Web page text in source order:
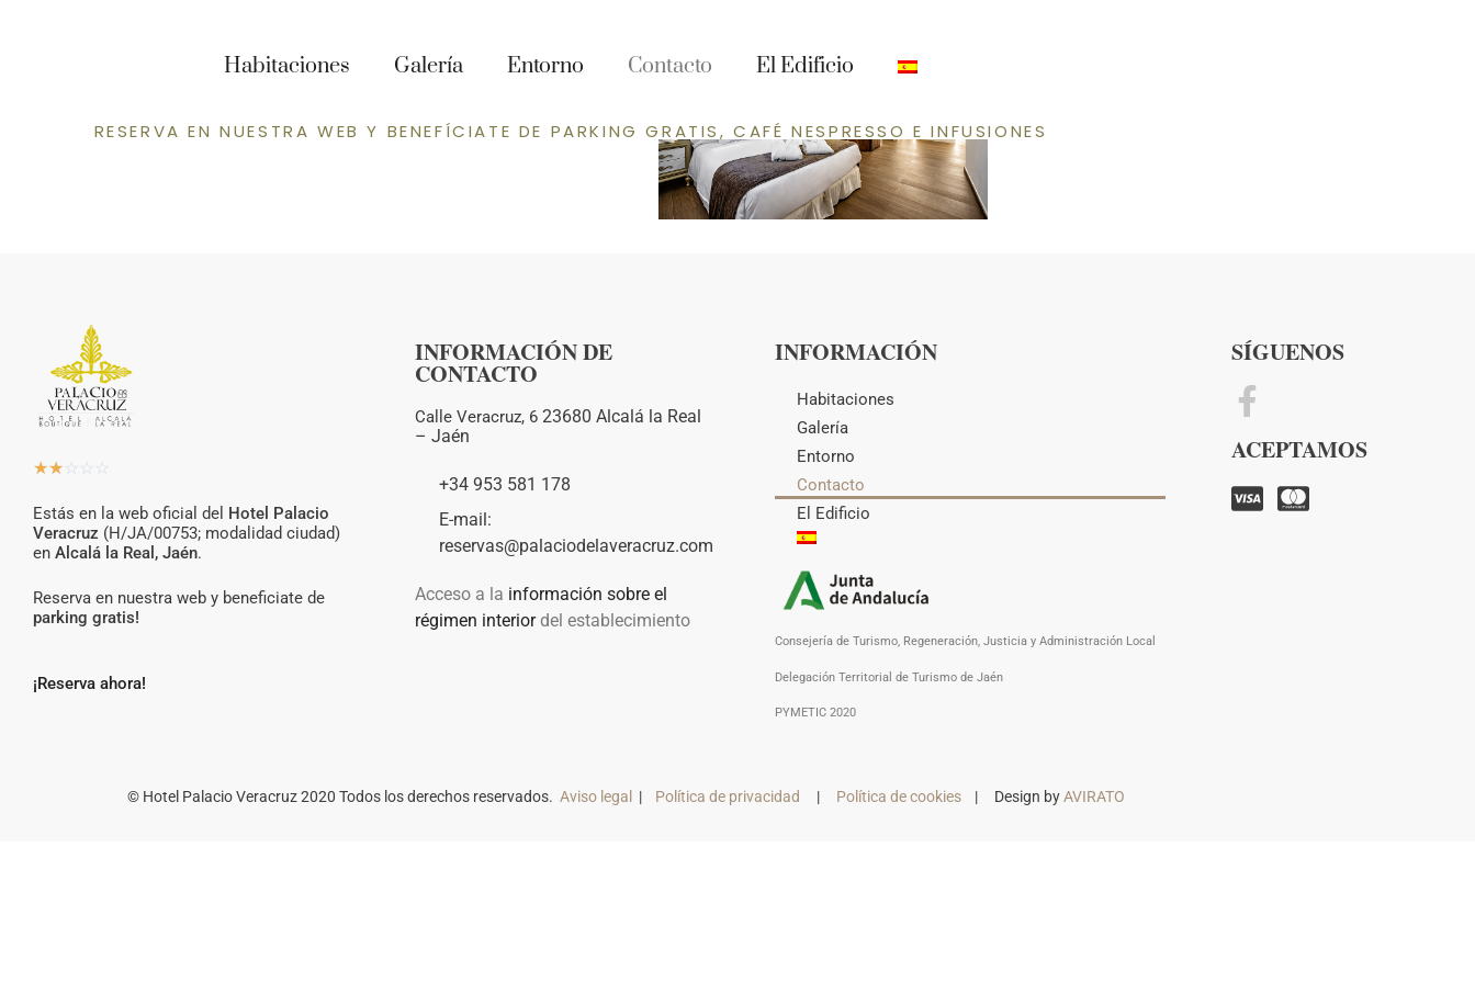
Habitaciones Galería Entorno Contacto El Edificio
RESERVA EN NUESTRA WEB Y BENEFÍCIATE DE PARKING GRATIS, CAFÉ NESPRESSO E INFUSIONES
con bañera de
hidromasaje 5
☆☆☆ ☆ ☆
Estás en la web oficial del
Hotel Palacio
Veracruz (H/JA/00753; modalidad ciudad)
en Alcalá la Real, Jaén.
Reserva en nuestra web y beneficiate de
parking gratis!
¡Reserva ahora!
INFORMACIÓN DE
CONTACTO
Calle Veracruz, 6 23680 Alcalá la Real
– Jaén
+34 953 581 178
E-mail:
reservas@palaciodelaveracruz.com
Acceso a la información sobre el
régimen interiordel establecimiento
INFORMACIÓN
Habitaciones
Galería
Entorno
Contacto
El Edificio
Consejería de Turismo, Regeneración, Justicia y Administración Local
Delegación Territorial de Turismo de Jaén
PYMETIC 2020
SÍGUENOS
ACEPTAMOS
© Hotel Palacio Veracruz 2020 Todos los derechos reservados. Aviso legal | Política de privacidad | Política de cookies | Design byAVIRATO